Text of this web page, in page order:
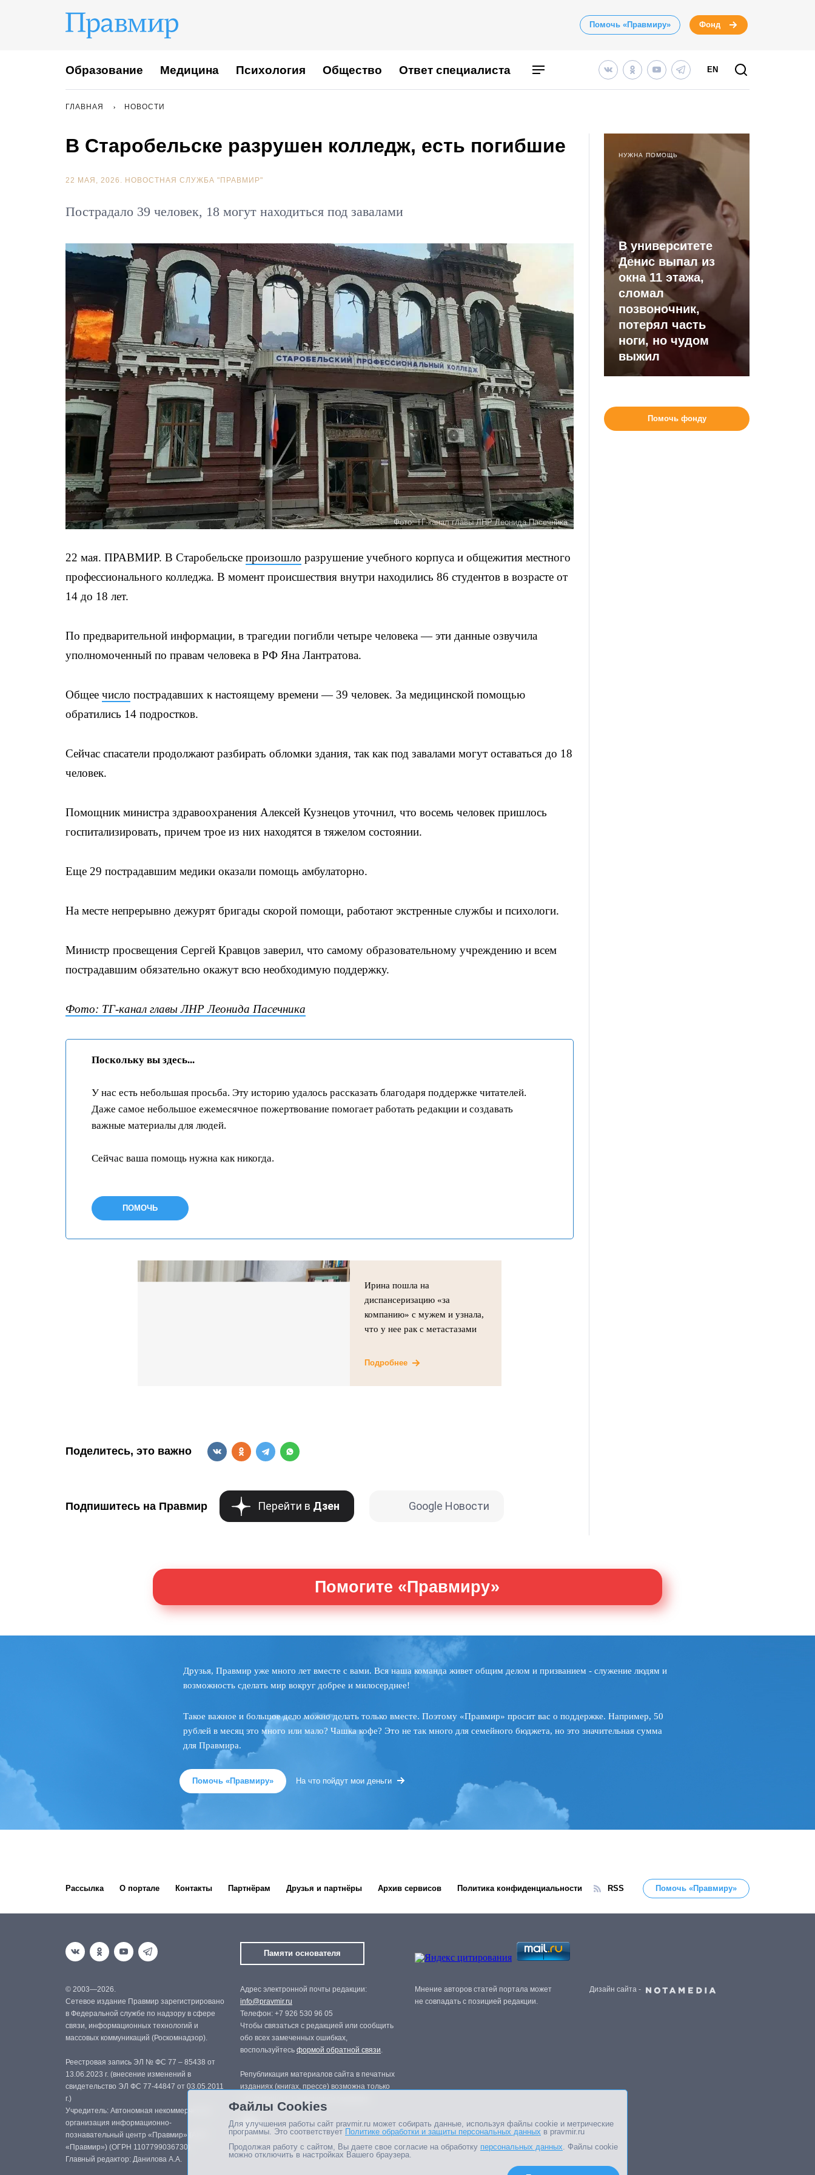
Помочь «Правмиру» Фонд
Образование Медицина Психология Общество Ответ специалиста EN
ГЛАВНАЯ НОВОСТИ
В Старобельске разрушен колледж, есть погибшие
22 МАЯ, 2026. НОВОСТНАЯ СЛУЖБА "ПРАВМИР"
Пострадало 39 человек, 18 могут находиться под завалами
Фото: ТГ-канал главы ЛНР Леонида Пасечника
22 мая. ПРАВМИР. В Старобельске произошло разрушение учебного корпуса и общежития местного
профессионального колледжа. В момент происшествия внутри находились 86 студентов в возрасте от
14 до 18 лет.
По предварительной информации, в трагедии погибли четыре человека — эти данные озвучила
уполномоченный по правам человека в РФ Яна Лантратова.
Общее число пострадавших к настоящему времени — 39 человек. За медицинской помощью
обратились 14 подростков.
Сейчас спасатели продолжают разбирать обломки здания, так как под завалами могут оставаться до 18
человек.
Помощник министра здравоохранения Алексей Кузнецов уточнил, что восемь человек пришлось
госпитализировать, причем трое из них находятся в тяжелом состоянии.
Еще 29 пострадавшим медики оказали помощь амбулаторно.
На месте непрерывно дежурят бригады скорой помощи, работают экстренные службы и психологи.
Министр просвещения Сергей Кравцов заверил, что самому образовательному учреждению и всем
пострадавшим обязательно окажут всю необходимую поддержку.
Фото: ТГ-канал главы ЛНР Леонида Пасечника
Поскольку вы здесь...
У нас есть небольшая просьба. Эту историю удалось рассказать благодаря поддержке читателей.
Даже самое небольшое ежемесячное пожертвование помогает работать редакции и создавать
важные материалы для людей.
Сейчас ваша помощь нужна как никогда.
ПОМОЧЬ
Ирина пошла на
диспансеризацию «за
компанию» с мужем и узнала,
что у нее рак с метастазами
Подробнее
Поделитесь, это важно
Подпишитесь на Правмир Перейти в Дзен Google Новости
НУЖНА ПОМОЩЬ
В университете
Денис выпал из
окна 11 этажа,
сломал
позвоночник,
потерял часть
ноги, но чудом
выжил
Помочь фонду
Помогите «Правмиру»
Друзья, Правмир уже много лет вместе с вами. Вся наша команда живет общим делом и призванием - служение людям и
возможность сделать мир вокруг добрее и милосерднее!
Такое важное и большое дело можно делать только вместе. Поэтому «Правмир» просит вас о поддержке. Например, 50
рублей в месяц это много или мало? Чашка кофе? Это не так много для семейного бюджета, но это значительная сумма
для Правмира.
Помочь «Правмиру» На что пойдут мои деньги
Рассылка О портале Контакты Партнёрам Друзья и партнёры Архив сервисов Политика конфиденциальности RSS Помочь «Правмиру»
Памяти основателя
© 2003—2026.
Сетевое издание Правмир зарегистрировано
в Федеральной службе по надзору в сфере
связи, информационных технологий и
массовых коммуникаций (Роскомнадзор).
Реестровая запись ЭЛ № ФС 77 – 85438 от
13.06.2023 г. (внесение изменений в
свидетельство ЭЛ ФС 77-44847 от 03.05.2011
г.)
Учредитель: Автономная некоммерческая
организация информационно-
познавательный центр «Правмир» (АНО
«Правмир») (ОГРН 1107799036730)
Главный редактор: Данилова А.А.
Адрес электронной почты редакции:
info@pravmir.ru
Телефон: +7 926 530 96 05
Чтобы связаться с редакцией или сообщить
обо всех замеченных ошибках,
воспользуйтесь формой обратной связи
Републикация материалов сайта в печатных
изданиях (книгах, прессе) возможна только
Мнение авторов статей портала может
не совпадать с позицией редакции.
Дизайн сайта -
Файлы Cookies
Для улучшения работы сайт pravmir.ru может собирать данные, используя файлы cookie и метрические
программы. Это соответствует Политике обработки и защиты персональных данных в pravmir.ru
Продолжая работу с сайтом, Вы даете свое согласие на обработку персональных данных. Файлы cookie
можно отключить в настройках Вашего браузера.